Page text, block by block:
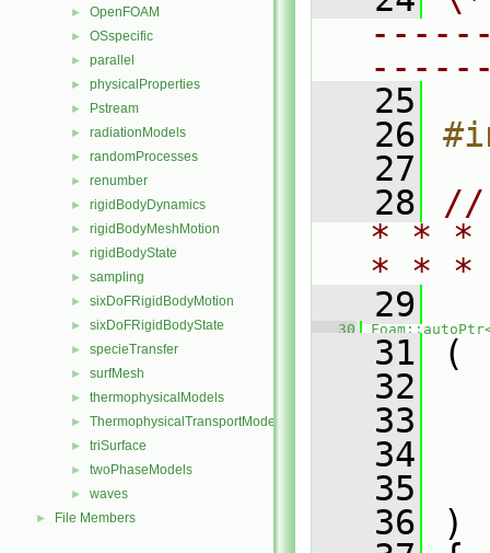
► OpenFOAM
► OSspecific
► parallel
► physicalProperties
► Pstream
► radiationModels
► randomProcesses
► renumber
► rigidBodyDynamics
► rigidBodyMeshMotion
► rigidBodyState
► sampling
► sixDoFRigidBodyMotion
► sixDoFRigidBodyState
► specieTransfer
► surfMesh
► thermophysicalModels
► ThermophysicalTransportModels
► triSurface
► twoPhaseModels
► waves
► File Members
   25
   26
   27
   28
//
* * *
* *
   29
   30
   31
(
   32
   33
   34
   35
   36
)